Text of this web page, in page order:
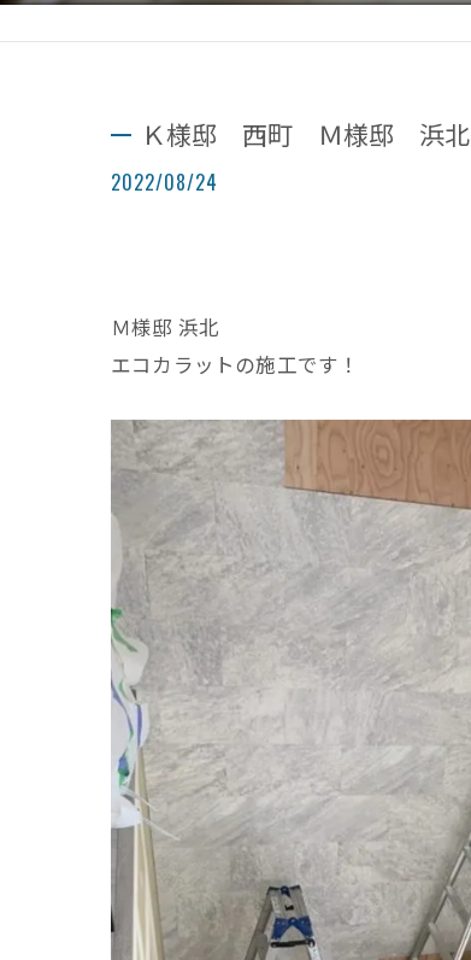
Ｋ様邸 西町 Ｍ様邸 浜北
2022/08/24
Ｍ様邸 浜北
エコカラットの施工です！